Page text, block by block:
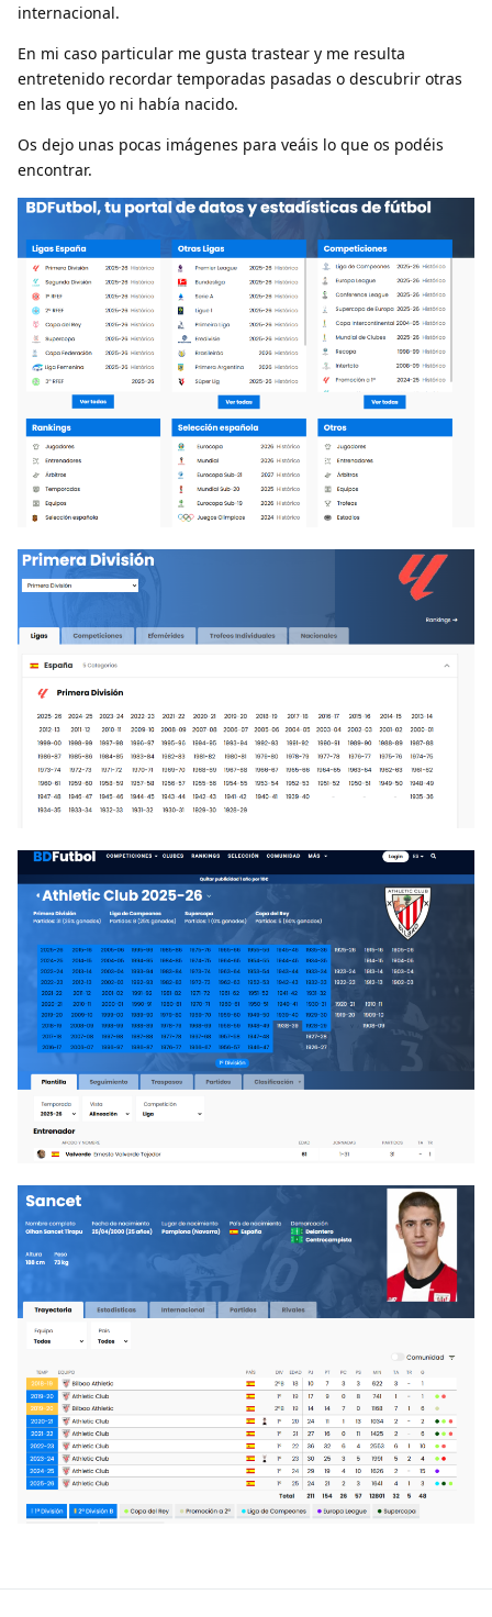
internacional.
En mi caso particular me gusta trastear y me resulta
entretenido recordar temporadas pasadas o descubrir otras
en las que yo ni había nacido.
Os dejo unas pocas imágenes para veáis lo que os podéis
encontrar.